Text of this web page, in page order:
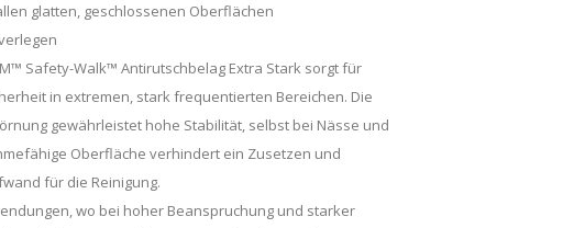
á
4
Rollen
quantity
glatten, geschlossenen Oberflächen
Safety-Walk™ Antirutschbelag Extra Stark sorgt für
in extremen, stark frequentierten Bereichen. Die
gewährleistet hohe Stabilität, selbst bei Nässe und
Oberfläche verhindert ein Zusetzen und
für die Reinigung.
wo bei hoher Beanspruchung und starker